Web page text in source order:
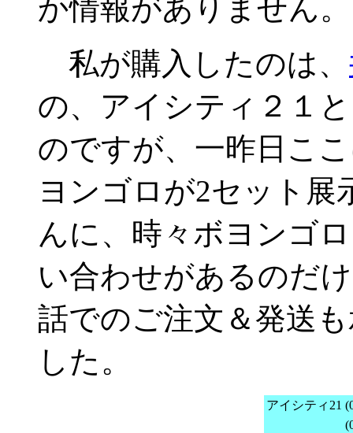
か情報がありません。
私が購入したのは、
の、アイシティ２１
のですが、一昨日こ
ヨンゴロが2セット展
んに、時々ボヨンゴ
い合わせがあるのだ
話でのご注文＆発送
した。
アイシティ21